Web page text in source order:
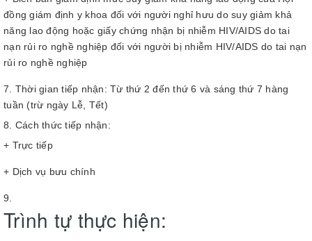
đồng giám định y khoa đối với người nghỉ hưu do suy giảm khả
năng lao động hoặc giấy chứng nhận bị nhiễm HIV/AIDS do tai
nạn rủi ro nghề nghiệp đối với người bị nhiễm HIV/AIDS do tai nạn
rủi ro nghề nghiệp
Thời gian tiếp nhận: Từ thứ 2 đến thứ 6 và sáng thứ 7 hàng
tuần (trừ ngày Lễ, Tết)
Cách thức tiếp nhận:
+ Trực tiếp
+ Dịch vụ bưu chính
Trình tự thực hiện: